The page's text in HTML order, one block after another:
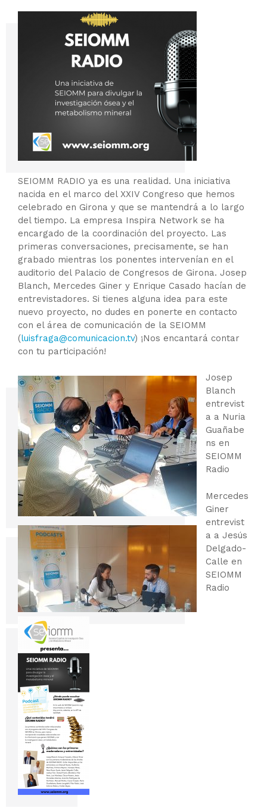
SEIOMM RADIO ya es una realidad. Una iniciativa
nacida en el marco del XXIV Congreso que hemos
celebrado en Girona y que se mantendrá a lo largo
del tiempo. La empresa Inspira Network se ha
encargado de la coordinación del proyecto. Las
primeras conversaciones, precisamente, se han
grabado mientras los ponentes intervenían en el
auditorio del Palacio de Congresos de Girona. Josep
Blanch, Mercedes Giner y Enrique Casado hacían de
entrevistadores. Si tienes alguna idea para este
nuevo proyecto, no dudes en ponerte en contacto
con el área de comunicación de la SEIOMM
(luisfraga@comunicacion.tv) ¡Nos encantará contar
con tu participación!
Josep
Blanch
entrevist
a a Nuria
Guañabe
ns en
SEIOMM
Radio
Mercedes
Giner
entrevist
a a Jesús
Delgado-
Calle en
SEIOMM
Radio